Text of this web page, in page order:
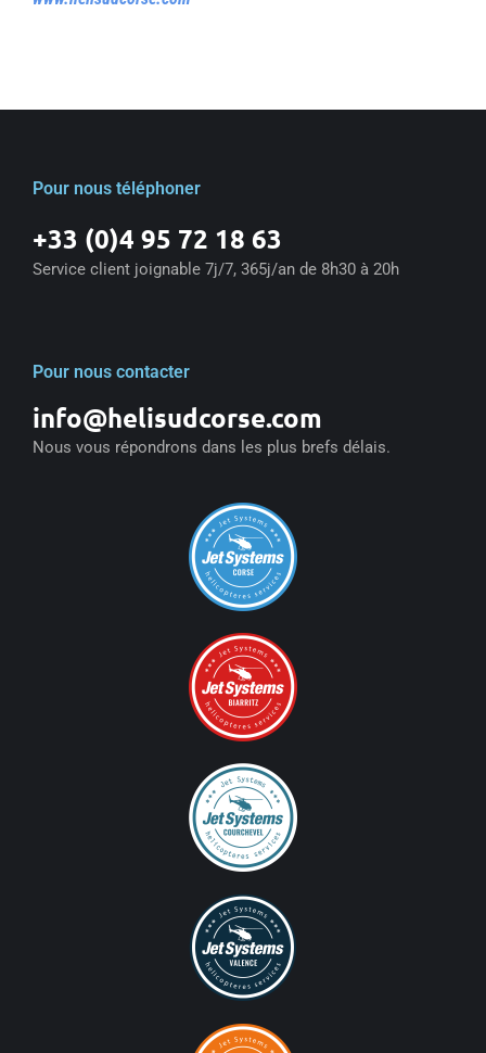
Pour nous téléphoner
+33 (0)4 95 72 18 63
Service client joignable 7j/7, 365j/an de 8h30 à 20h
Pour nous contacter
info@helisudcorse.com
Nous vous répondrons dans les plus brefs délais.